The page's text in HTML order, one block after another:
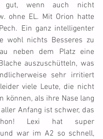
gut, wenn auch nicht
ohne EL. Mit Orion hatte
Ein ganz intelligenter
wohl nichts Besseres zu
neben dem Platz eine
auszuschütteln, was
sehr irritiert
viele Leute, die nicht
können, als ihre Nase lang
Anfang ist schwer, das
Lexi hat super
war im A2 so schnell,